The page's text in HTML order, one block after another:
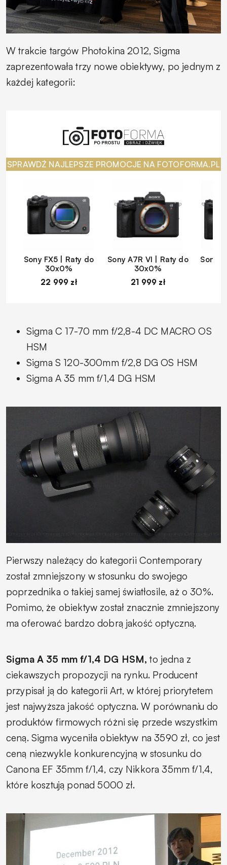
W trakcie targów Photokina 2012, Sigma
zaprezentowała trzy nowe obiektywy, po jednym z
każdej kategorii:
SPRAWDŹ NAJLEPSZE PROMOCJE NA FOTOFORMA.PL
Sony FX5 | Raty do
30x0%
22 999 zł
Sony A7R VI | Raty do
30x0%
21 999 zł
Sony
Sigma C 17-70 mm f/2,8-4 DC MACRO OS
HSM
Sigma S 120-300mm f/2,8 DG OS HSM
Sigma A 35 mm f/1,4 DG HSM
Pierwszy należący do kategorii Contemporary
został zmniejszony w stosunku do swojego
poprzednika o takiej samej światłosile, aż o 30%.
Pomimo, że obiektyw został znacznie zmniejszony
ma oferować bardzo dobrą jakość optyczną.
Sigma A 35 mm f/1,4 DG HSM, to jedna z
ciekawszych propozycji na rynku. Producent
przypisał ją do kategorii Art, w której priorytetem
jest najwyższa jakość optyczna. W porównaniu do
produktów firmowych różni się przede wszystkim
ceną. Sigma wyceniła obiektyw na 3590 zł, co jest
ceną niezwykle konkurencyjną w stosunku do
Canona EF 35mm f/1,4, czy Nikkora 35mm f/1,4,
które kosztują ponad 5000 zł.